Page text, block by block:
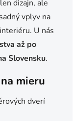
dizajn, ale
vplyv na
U nás
až po
Slovensku.
mieru
dverí